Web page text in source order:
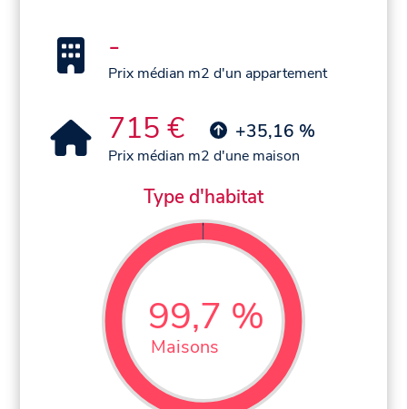
-
Prix médian m2 d'un appartement
715 € +35,16 %
Prix médian m2 d'une maison
Type d'habitat
99,7 %
Maisons